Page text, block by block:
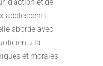
d’action et de
adolescents
aborde avec
à la
et morales